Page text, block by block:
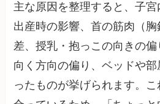
主な原因を整理すると、子
出産時の影響、首の筋肉（
差、授乳・抱っこの向きの
向く方向の偏り、ベッドや
ったものが挙げられます。